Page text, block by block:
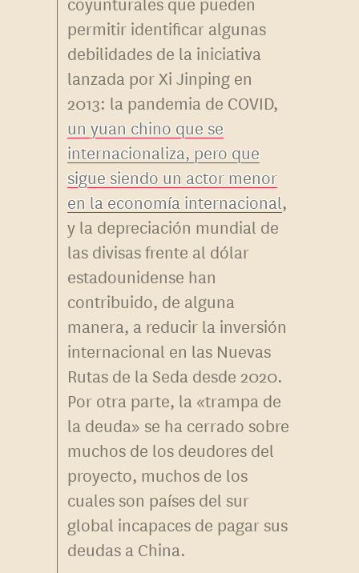
permitir identificar algunas
debilidades de la iniciativa
lanzada por Xi Jinping en
2013: la pandemia de COVID,
un yuan chino que se
internacionaliza, pero que
sigue siendo un actor menor
en la economía internacional,
y la depreciación mundial de
las divisas frente al dólar
estadounidense han
contribuido, de alguna
manera, a reducir la inversión
internacional en las Nuevas
Rutas de la Seda desde 2020.
Por otra parte, la «trampa de
la deuda» se ha cerrado sobre
muchos de los deudores del
proyecto, muchos de los
cuales son países del sur
global incapaces de pagar sus
deudas a China.